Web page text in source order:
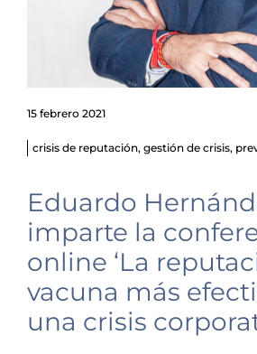
15 febrero 2021
crisis de reputación, gestión de crisis,
Eduardo
imparte la
online ‘La
vacuna más
una crisis